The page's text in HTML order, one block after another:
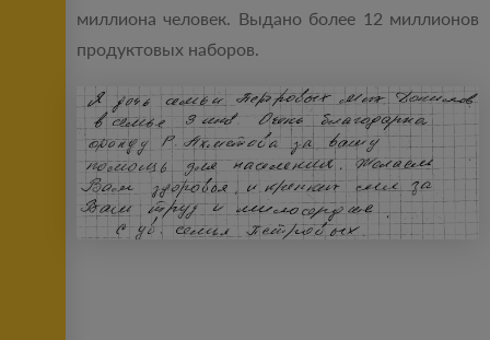
миллиона человек. Выдано более 12 миллионов
продуктовых наборов.